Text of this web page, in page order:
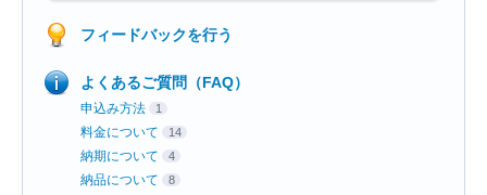
フィードバックを行う
よくあるご質問（FAQ）
申込み方法 1
料金について 14
納期について 4
納品について 8